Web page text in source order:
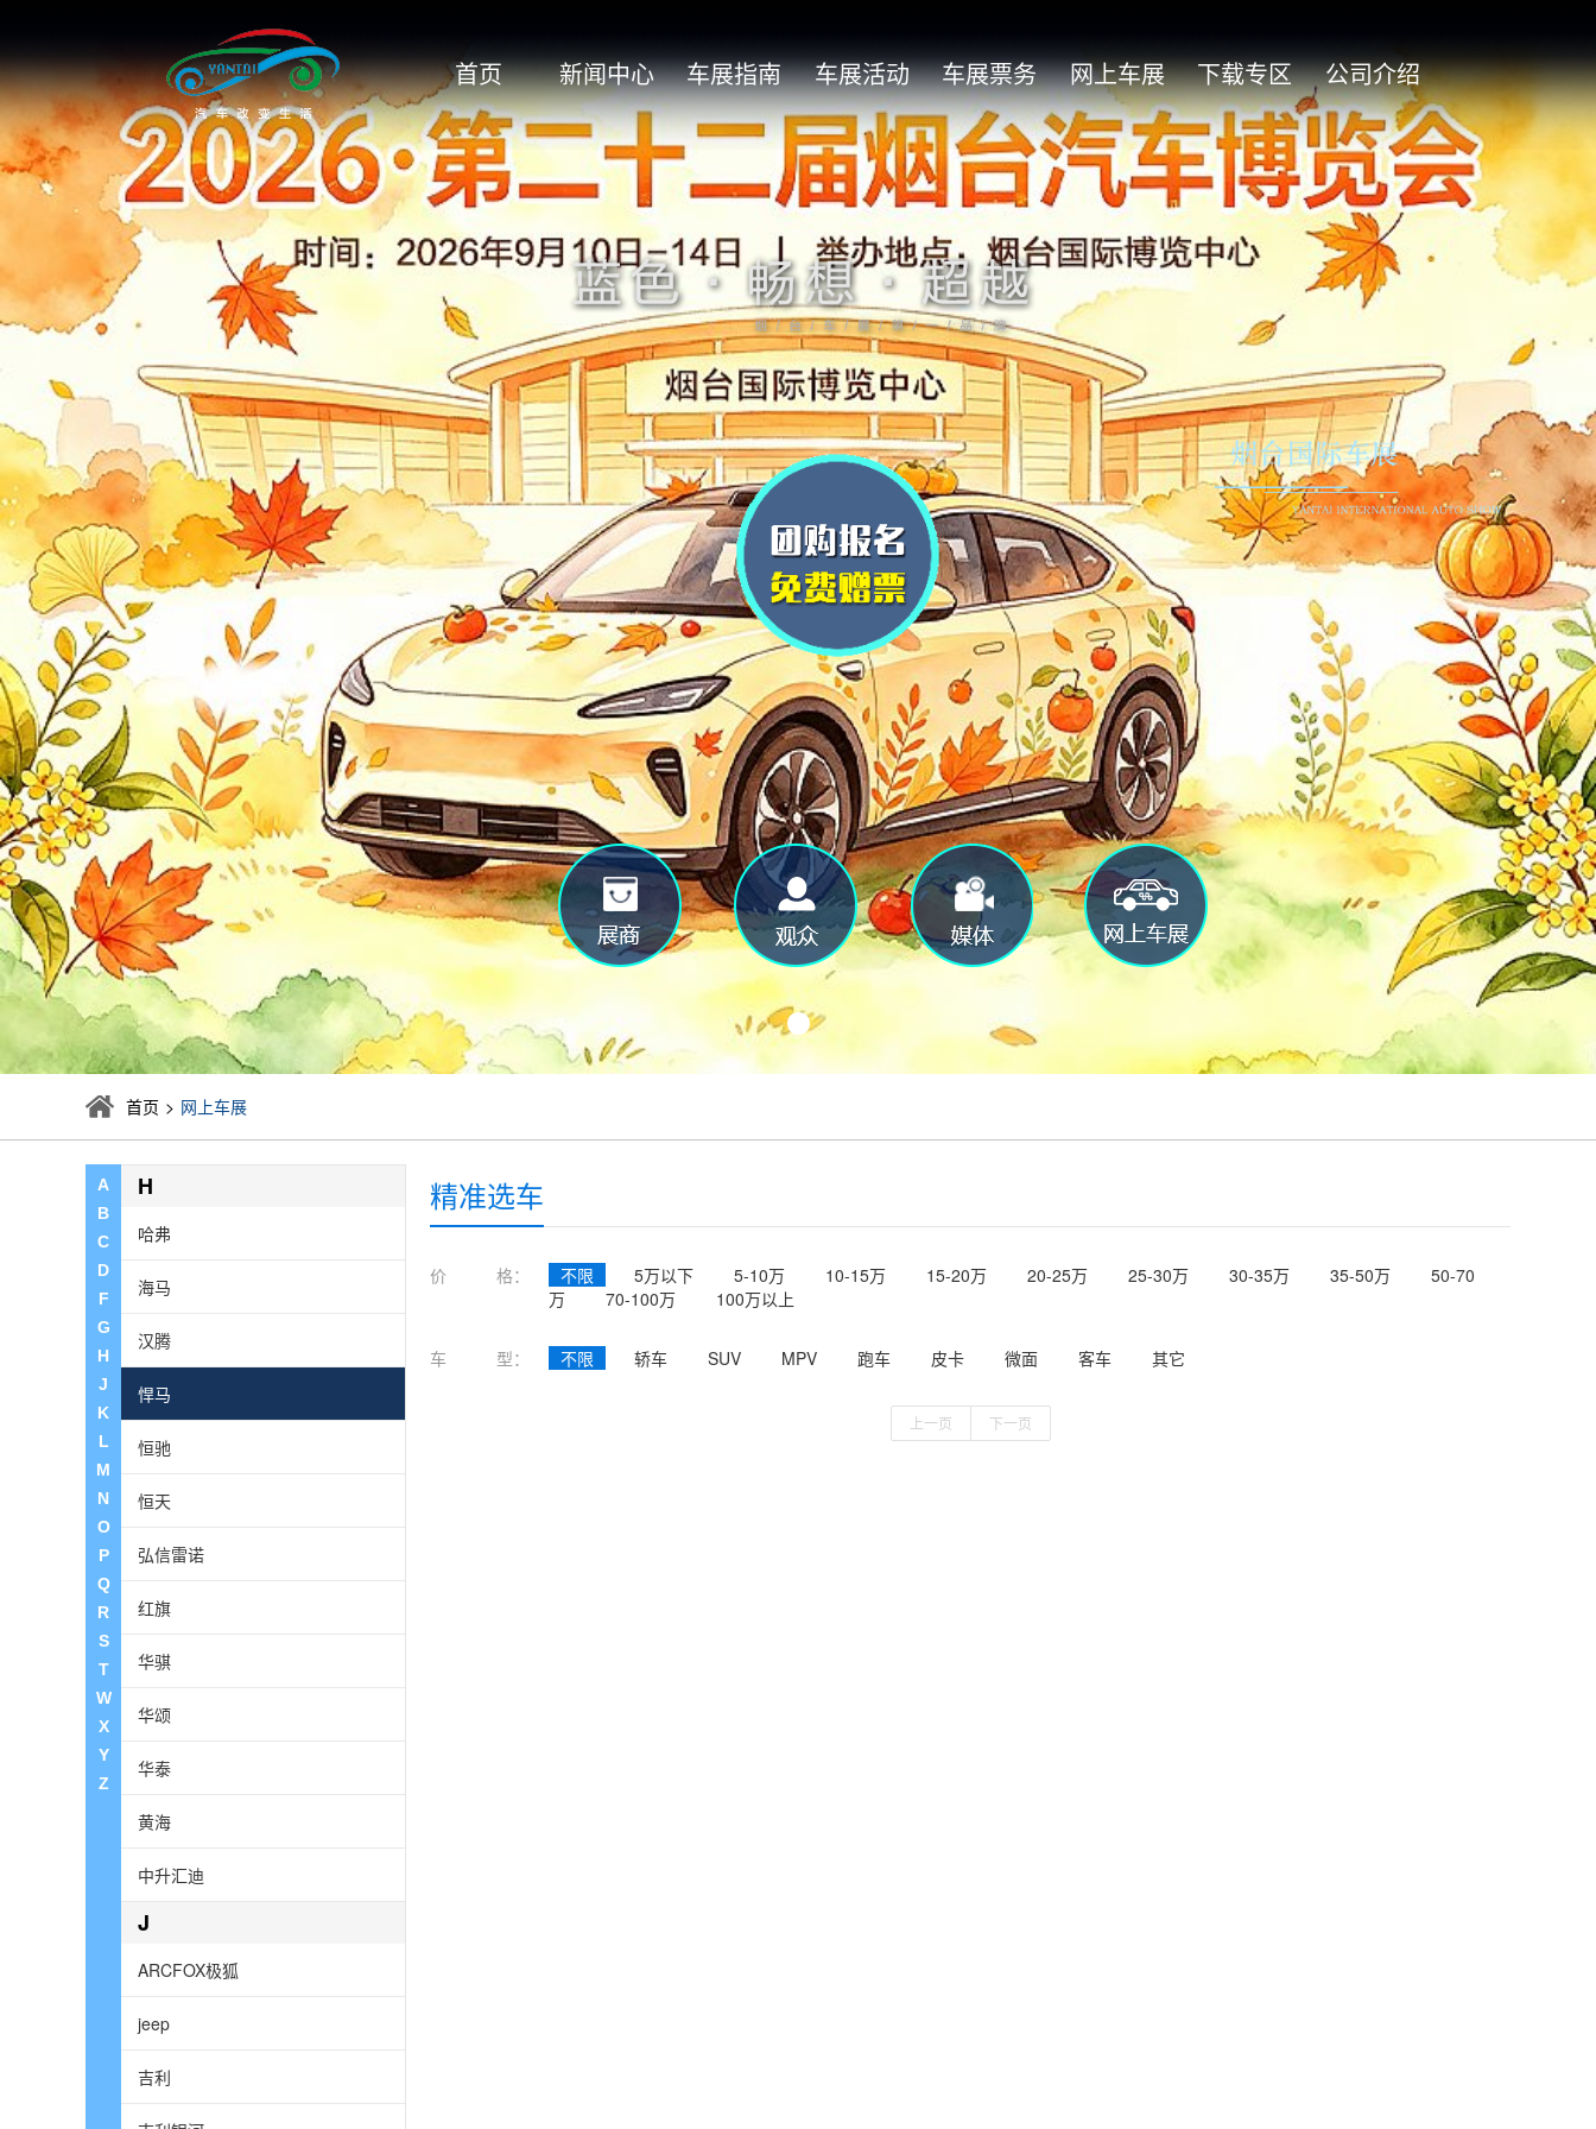
首页 新闻中心 车展指南 车展活动 车展票务 网上车展 下载专区 公司介绍
首页 > 网上车展
A
B
C
D
F
G
H
J
K
L
M
N
O
P
Q
R
S
T
W
X
Y
Z
菲亚特
丰田
风行
枫叶汽车
福特野马
福田
广汽丰田
一汽丰田
中升丰田
G
GMC
Gumpert
观致
光冈
广汽埃安
广汽传祺
广汽吉奥
广汽新能源
H
哈弗
海马
汉腾
悍马
恒驰
恒天
弘信雷诺
红旗
华骐
华颂
华泰
黄海
中升汇迪
J
ARCFOX极狐
jeep
吉利
精准选车
价 格： 不限 5万以下 5-10万 10-15万 15-20万 20-25万 25-30万 30-35万 35-50万
50-70
万
70-100万 100万以上
车 型： 不限 轿车 SUV MPV 跑车 皮卡 微面 客车 其它
上一页 下一页